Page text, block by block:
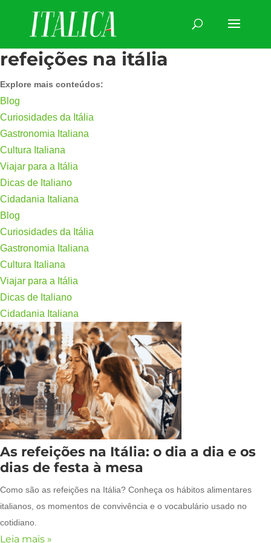
refeições na itália
Explore mais conteúdos:
Blog
Curiosidades da Itália
Gastronomia Italiana
Cultura Italiana
Viajar para a Itália
Dicas de Italiano
Cidadania Italiana
Blog
Curiosidades da Itália
Gastronomia Italiana
Cultura Italiana
Viajar para a Itália
Dicas de Italiano
Cidadania Italiana
As refeições na Itália: o dia a dia e os
dias de festa à mesa
Como são as refeições na Itália? Conheça os hábitos alimentares
italianos, os momentos de convivência e o vocabulário usado no
cotidiano.
Leia mais »